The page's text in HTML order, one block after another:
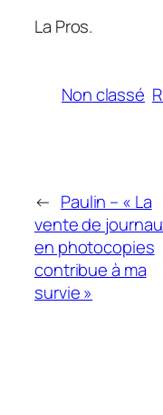
La Pros.
Non classé
← Paulin – « La
vente de
en photocopies
contribue à ma
survie »